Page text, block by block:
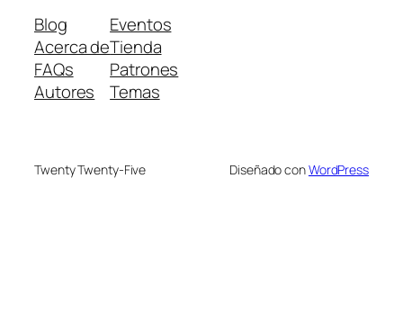
Blog
Acerca de
FAQs
Autores
Eventos
Tienda
Patrones
Temas
Twenty Twenty-Five Diseñado conWordPress